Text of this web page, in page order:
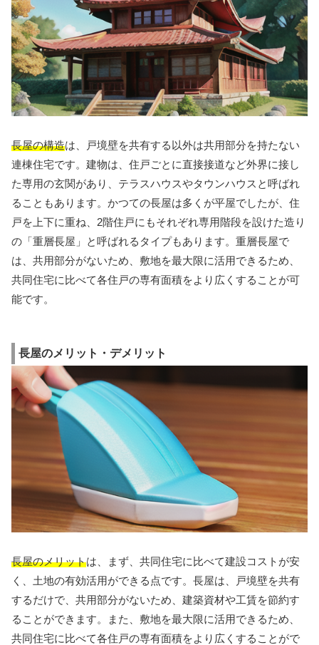
長屋の構造は、戸境壁を共有する以外は共用部分を持たない
連棟住宅です。建物は、住戸ごとに直接接道など外界に接し
た専用の玄関があり、テラスハウスやタウンハウスと呼ばれ
ることもあります。かつての長屋は多くが平屋でしたが、住
戸を上下に重ね、2階住戸にもそれぞれ専用階段を設けた造り
の「重層長屋」と呼ばれるタイプもあります。重層長屋で
は、共用部分がないため、敷地を最大限に活用できるため、
共同住宅に比べて各住戸の専有面積をより広くすることが可
能です。
長屋のメリット・デメリット
長屋のメリットは、まず、共同住宅に比べて建設コストが安
く、土地の有効活用ができる点です。長屋は、戸境壁を共有
するだけで、共用部分がないため、建築資材や工賃を節約す
ることができます。また、敷地を最大限に活用できるため、
共同住宅に比べて各住戸の専有面積をより広くすることがで